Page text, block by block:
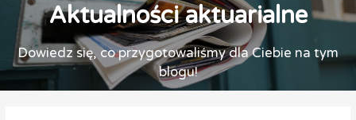
Aktualności aktuarialne
Dowiedz się, co przygotowaliśmy dla Ciebie na tym
blogu!